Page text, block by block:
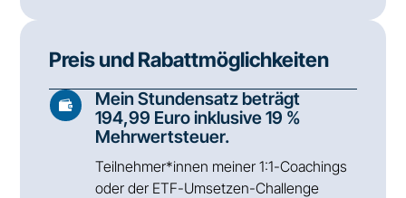
Preis und Rabattmöglichkeiten

Mein Stundensatz beträgt
194,99 Euro inklusive 19 %
Mehrwertsteuer.
Teilnehmer*innen meiner 1:1-Coachings
oder der ETF-Umsetzen-Challenge